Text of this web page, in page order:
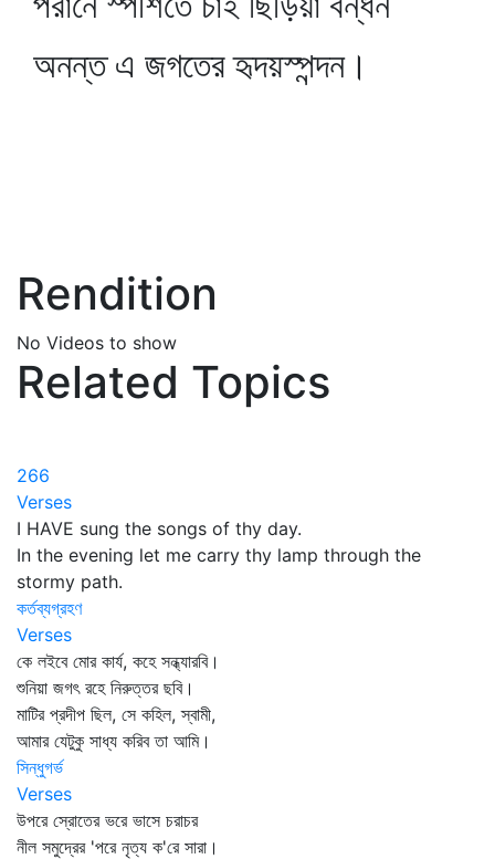
অনন্ত এ জগতের হৃদয়স্পন্দন।
Rendition
No Videos to show
Related Topics
266
Verses
I HAVE sung the songs of thy day.
In the evening let me carry thy lamp through the
stormy path.
কর্তব্যগ্রহণ
Verses
কে লইবে মোর কার্য, কহে সন্ধ্যারবি।
শুনিয়া জগৎ রহে নিরুত্তর ছবি।
মাটির প্রদীপ ছিল, সে কহিল, স্বামী,
আমার যেটুকু সাধ্য করিব তা আমি।
সিন্ধুগর্ভ
Verses
উপরে স্রোতের ভরে ভাসে চরাচর
নীল সমুদ্রের 'পরে নৃত্য ক'রে সারা।